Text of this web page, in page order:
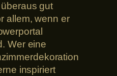
gut
allem, wenn er
Wer eine
inspiriert